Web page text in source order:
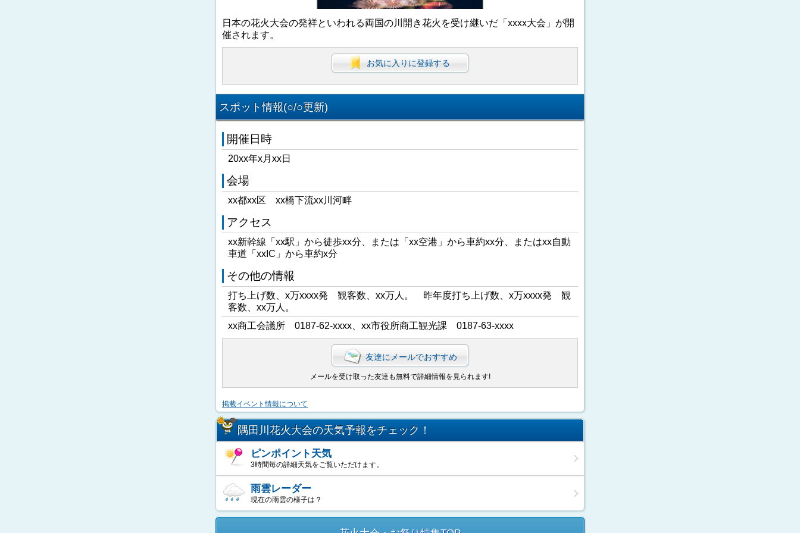
日本の花火大会の発祥といわれる両国の川開き花火を受け継いだ「xxxx大会」が開
催されます。
お気に入りに登録する
スポット情報(○/○更新)
開催日時
20xx年x月xx日
会場
xx都xx区 xx橋下流xx川河畔
アクセス
xx新幹線「xx駅」から徒歩xx分、または「xx空港」から車約xx分、またはxx自動
車道「xxIC」から車約x分
その他の情報
打ち上げ数、x万xxxx発 観客数、xx万人。 昨年度打ち上げ数、x万xxxx発 観
客数、xx万人。
xx商工会議所 0187-62-xxxx、xx市役所商工観光課 0187-63-xxxx
友達にメールでおすすめ
メールを受け取った友達も無料で詳細情報を見られます!
掲載イベント情報について
隅田川花火大会の天気予報をチェック！
ピンポイント天気
3時間毎の詳細天気をご覧いただけます。
雨雲レーダー
現在の雨雲の様子は？